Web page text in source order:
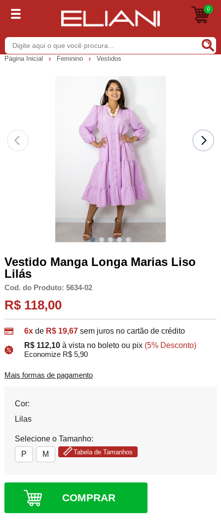
0
Página Inicial Feminino Vestidos
Vestido Manga Longa Marias Liso
Lilás
Cod. do Produto: 5634-02
R$ 118,00
6xde R$ 19,67 sem juros no cartão de crédito
R$ 112,10 à vista no boleto ou pix (5% Desconto)
Economize R$ 5,90
Mais formas de pagamento
Cor:
Lilas
Selecione o Tamanho:
P
M Tabela de Tamanhos
COMPRAR